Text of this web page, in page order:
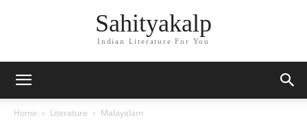
Sahityakalp
Indian Literature For You
Home Literature Malayalam